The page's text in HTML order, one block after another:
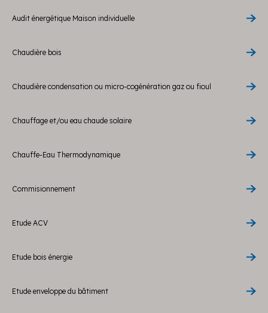
Audit énergétique Maison individuelle
Chaudière bois
Chaudière condensation ou micro-cogénération gaz ou fioul
Chauffage et/ou eau chaude solaire
Chauffe-Eau Thermodynamique
Commisionnement
Etude ACV
Etude bois énergie
Etude enveloppe du bâtiment